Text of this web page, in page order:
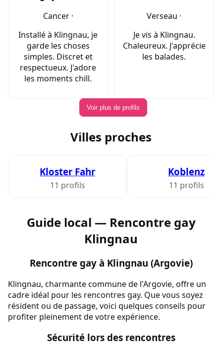
Cancer ·
Installé à Klingnau, je
garde les choses
simples. Discret et
respectueux. J'adore
les moments chill.
Verseau ·
Je vis à Klingnau.
Chaleureux. J'apprécie
les balades.
Voir plus de profils
Villes proches
Kloster Fahr
11 profils
Koblenz
11 profils
Guide local — Rencontre gay
Klingnau
Rencontre gay à Klingnau (Argovie)
Klingnau, charmante commune de l'Argovie, offre un
cadre idéal pour les rencontres gay. Que vous soyez
résident ou de passage, voici quelques conseils pour
profiter pleinement de votre expérience.
Sécurité lors des rencontres